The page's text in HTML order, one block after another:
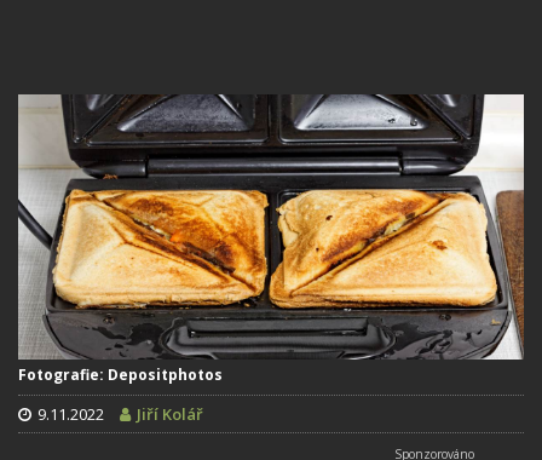
Fotografie: Depositphotos
9.11.2022 Jiří Kolář